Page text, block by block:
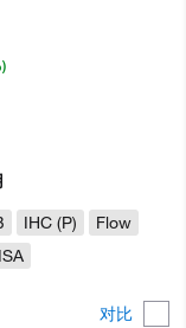
对比
IHC (P)
Flow